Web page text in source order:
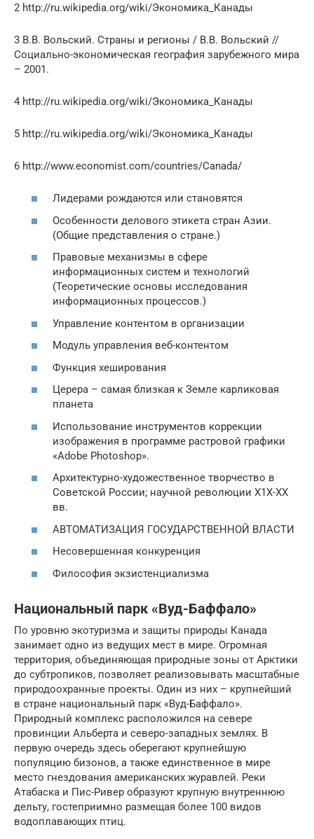
2 http://ru.wikipedia.org/wiki/Экономика_Канады
3 В.В. Вольский. Страны и регионы / В.В. Вольский //
Социально-экономическая география зарубежного мира
– 2001.
4 http://ru.wikipedia.org/wiki/Экономика_Канады
5 http://ru.wikipedia.org/wiki/Экономика_Канады
6 http://www.economist.com/countries/Canada/
Лидерами рождаются или становятся
Особенности делового этикета стран Азии.
(Общие представления о стране.)
Правовые механизмы в сфере
информационных систем и технологий
(Теоретические основы исследования
информационных процессов.)
Управление контентом в организации
Модуль управления веб-контентом
Функция хеширования
Церера – самая близкая к Земле карликовая
планета
Использование инструментов коррекции
изображения в программе растровой графики
«Adobe Photoshop».
Архитектурно-художественное творчество в
Советской России; научной революции Х1Х-ХХ
вв.
АВТОМАТИЗАЦИЯ ГОСУДАРСТВЕННОЙ ВЛАСТИ
Несовершенная конкуренция
Философия экзистенциализма
Национальный парк «Вуд-Баффало»
По уровню экотуризма и защиты природы Канада
занимает одно из ведущих мест в мире. Огромная
территория, объединяющая природные зоны от Арктики
до субтропиков, позволяет реализовывать масштабные
природоохранные проекты. Один из них – крупнейший
в стране национальный парк «Вуд-Баффало».
Природный комплекс расположился на севере
провинции Альберта и северо-западных землях. В
первую очередь здесь оберегают крупнейшую
популяцию бизонов, а также единственное в мире
место гнездования американских журавлей. Реки
Атабаска и Пис-Ривер образуют крупную внутреннюю
дельту, гостеприимно размещая более 100 видов
водоплавающих птиц.